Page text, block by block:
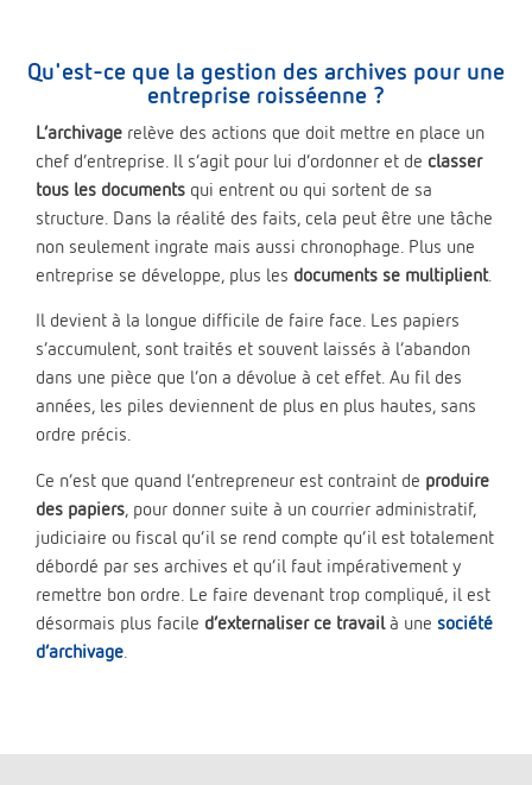
Qu'est-ce que la gestion des archives pour une
entreprise roisséenne ?
L’archivage relève des actions que doit mettre en place un
chef d’entreprise. Il s’agit pour lui d’ordonner et de classer
tous les documents qui entrent ou qui sortent de sa
structure. Dans la réalité des faits, cela peut être une tâche
non seulement ingrate mais aussi chronophage. Plus une
entreprise se développe, plus les documents se multiplient.
Il devient à la longue difficile de faire face. Les papiers
s’accumulent, sont traités et souvent laissés à l’abandon
dans une pièce que l’on a dévolue à cet effet. Au fil des
années, les piles deviennent de plus en plus hautes, sans
ordre précis.
Ce n’est que quand l’entrepreneur est contraint de produire
des papiers, pour donner suite à un courrier administratif,
judiciaire ou fiscal qu’il se rend compte qu’il est totalement
débordé par ses archives et qu’il faut impérativement y
remettre bon ordre. Le faire devenant trop compliqué, il est
désormais plus facile d’externaliser ce travailà une société
d’archivage